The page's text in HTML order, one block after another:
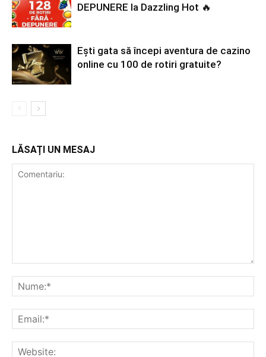
DEPUNERE la Dazzling Hot 🔥
Ești gata să începi aventura de cazino
online cu 100 de rotiri gratuite?
LĂSAȚI UN MESAJ